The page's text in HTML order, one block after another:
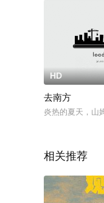
HD
去南方
炎热的夏天，山
相关推荐